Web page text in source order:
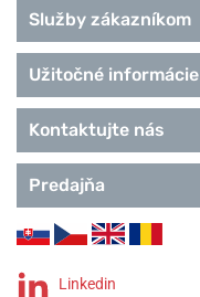
Služby zákazníkom
Užitočné informácie
Kontaktujte nás
Predajňa
Linkedin